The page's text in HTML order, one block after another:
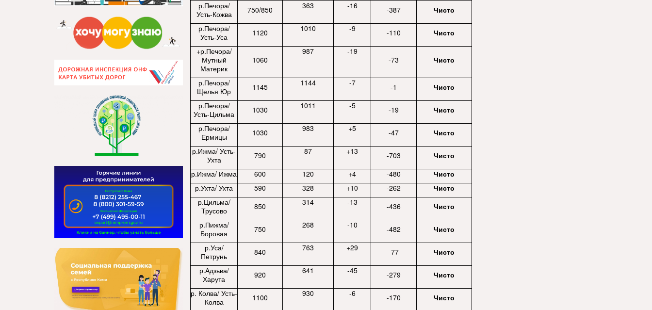
р.Печора/
Усть-Кожва
750/850 363 -16 -387
Чисто
р.Печора/
Усть-Уса
1120 1010 -9 -110
Чисто
+р.Печора/
Мутный
Материк
1060
987
-19
-73
Чисто
р.Печора/
Щелья Юр
1145 1144 -7 -1
Чисто
р.Печора/
Усть-Цильма
1030 1011 -5 -19
Чисто
р.Печора/
Ермицы
1030 983 +5 -47
Чисто
р.Ижма/ Усть-
Ухта
790 87 +13 -703
Чисто
р.Ижма/ Ижма
600 120 +4 -480
Чисто
р.Ухта/ Ухта
590 328 +10 -262
Чисто
р.Цильма/
Трусово
850 314 -13 -436
Чисто
р.Пижма/
Боровая
750 268 -10 -482
Чисто
р.Уса/
Петрунь
840 763 +29 -77
Чисто
р.Адзьва/
Харута
920 641 -45 -279
Чисто
р. Колва/ Усть-
Колва
1100 930 -6 -170 Чисто